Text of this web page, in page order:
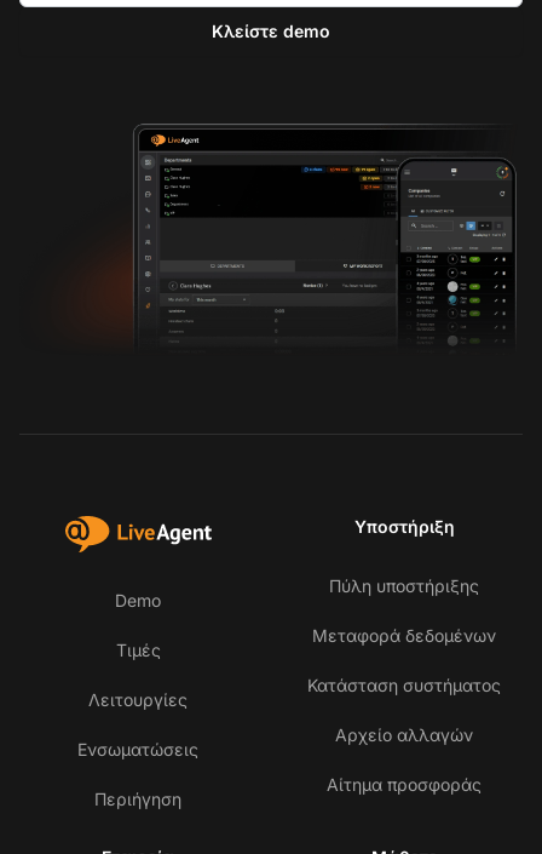
Κλείστε demo
Demo
Τιμές
Λειτουργίες
Ενσωματώσεις
Περιήγηση
Υποστήριξη
Πύλη υποστήριξης
Μεταφορά δεδομένων
Κατάσταση συστήματος
Αρχείο αλλαγών
Αίτημα προσφοράς